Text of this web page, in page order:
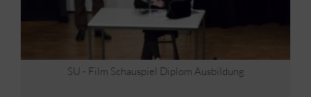
SU - Film Schauspiel Diplom Ausbildung